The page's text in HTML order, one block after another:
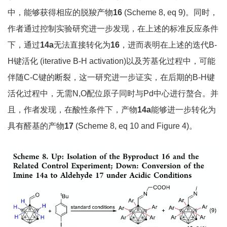
中，能够获得相应的脱羧产物16 (Scheme 8, eq 9)。同时，
作者通过控制实验研究进一步发现，在上述的标准反应条件
下，通过14a无法直接转化为16 ，进而表明在上述的迭代B-
H键活化 (iterative B-H activation)以及芳基化过程中，可能
伴随C-C键的断裂，这一研究进一步证实，在后期的B-H键
活化过程中，无需N,O配位原子同时与Pd中心进行螯合。并
且，作者发现，在酸性条件下，产物14a能够进一步转化为
具有醛基的产物17 (Scheme 8, eq 10 and Figure 4)。